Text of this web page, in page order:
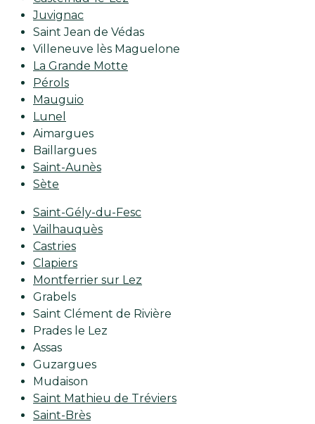
Juvignac
Saint Jean de Védas
Villeneuve lès Maguelone
La Grande Motte
Pérols
Mauguio
Lunel
Aimargues
Baillargues
Saint-Aunès
Sète
Saint-Gély-du-Fesc
Vailhauquès
Castries
Clapiers
Montferrier sur Lez
Grabels
Saint Clément de Rivière
Prades le Lez
Assas
Guzargues
Mudaison
Saint Mathieu de Tréviers
Saint-Brès